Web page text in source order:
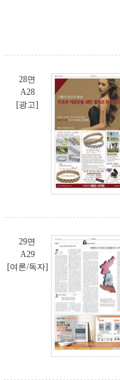
28면
A28
[광고]
29면
A29
[여론/독자]